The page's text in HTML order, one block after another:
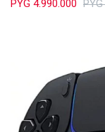
PYG 4.990.000 PYG